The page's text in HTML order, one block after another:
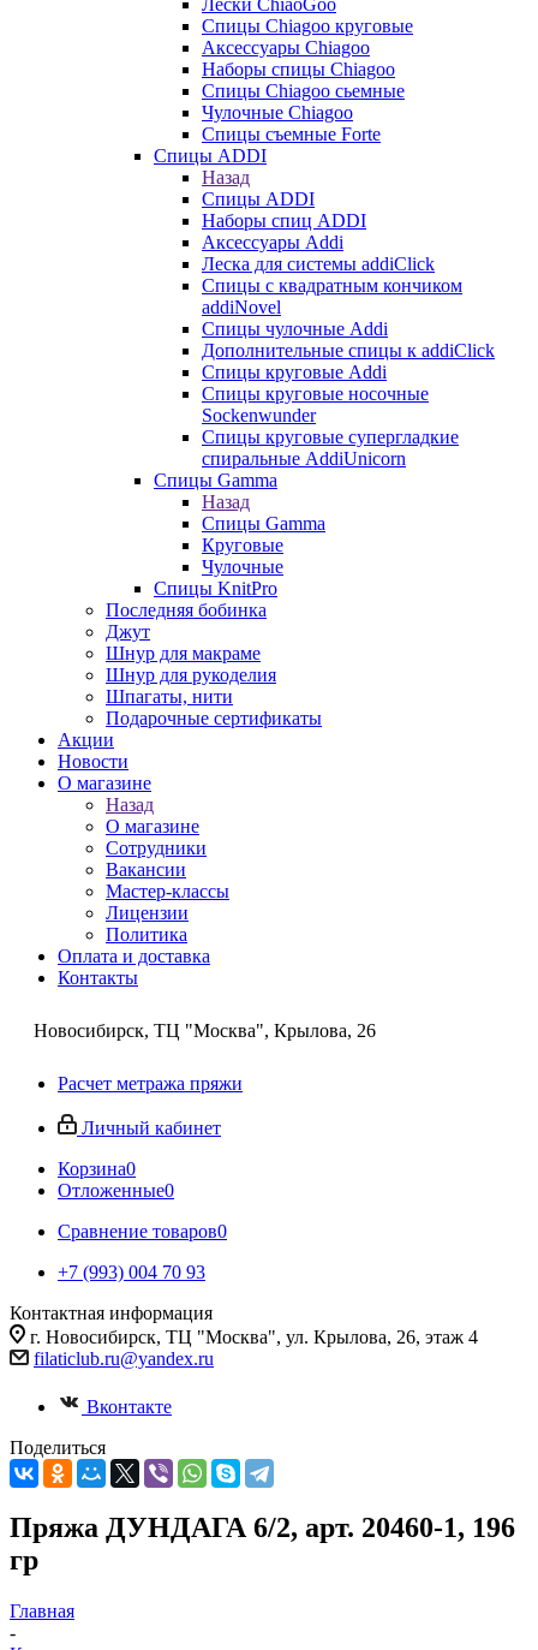
Cпицы Сhiagoo круговые
Аксессуары Chiagoo
Наборы спицы Chiagoo
Спицы Chiagoo сьемные
Чулочные Chiagoo
Спицы съемные Forte
Спицы ADDI
Назад
Спицы ADDI
Наборы спиц ADDI
Аксессуары Addi
Леска для системы addiClick
Спицы с квадратным кончиком
addiNovel
Спицы чулочные Addi
Дополнительные спицы к addiClick
Спицы круговые Addi
Спицы круговые носочные
Sockenwunder
Спицы круговые супергладкие
спиральные AddiUnicorn
Спицы Gamma
Назад
Спицы Gamma
Круговые
Чулочные
Спицы KnitPro
Последняя бобинка
Джут
Шнур для макраме
Шнур для рукоделия
Шпагаты, нити
Подарочные сертификаты
Акции
Новости
О магазине
Назад
О магазине
Сотрудники
Вакансии
Мастер-классы
Лицензии
Политика
Оплата и доставка
Контакты
Новосибирск, ТЦ "Москва", Крылова, 26
Расчет метража пряжи
Личный кабинет
Корзина0
Отложенные0
Сравнение товаров0
+7 (993) 004 70 93
Контактная информация
г. Новосибирск, ТЦ "Москва", ул. Крылова, 26, этаж 4
filaticlub.ru@yandex.ru
Вконтакте
Поделиться
Пряжа ДУНДАГА 6/2, арт. 20460-1, 196
гр
Главная
-